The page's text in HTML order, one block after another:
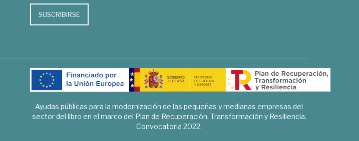
SUSCRIBIRSE
Ayudas públicas para la modernización de las pequeñas y medianas empresas del
sector del libro en el marco del Plan de Recuperación, Transformación y Resiliencia.
Convocatoria 2022.